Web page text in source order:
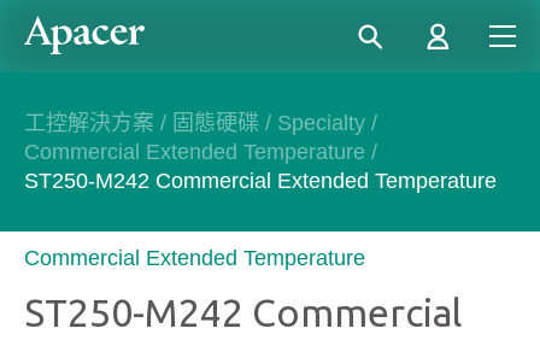
工控解決方案 / 固態硬碟 / Specialty /
Commercial Extended Temperature /
ST250-M242 Commercial Extended Temperature
Commercial Extended Temperature
ST250-M242 Commercial